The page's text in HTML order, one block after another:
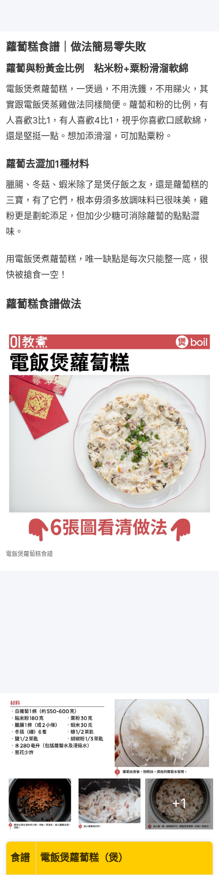
蘿蔔糕食譜｜做法簡易零失敗
蘿蔔與粉黃金比例 粘米粉+粟粉滑溜軟綿
電飯煲煮蘿蔔糕，一煲過，不用洗鑊，不用睇火，其
實跟電飯煲蒸雞做法同樣簡便。蘿蔔和粉的比例，有
人喜歡3比1，有人喜歡4比1，視乎你喜歡口感軟綿，
還是堅挺一點。想加添滑溜，可加點粟粉。
蘿蔔去澀加1種材料
臘腸、冬菇、蝦米除了是煲仔飯之友，還是蘿蔔糕的
三寶，有了它們，根本毋須多放調味料已很味美，雞
粉更是劃蛇添足，但加少少糖可消除蘿蔔的點點澀
味。
用電飯煲煮蘿蔔糕，唯一缺點是每次只能整一底，很
快被搶食一空！
蘿蔔糕食譜做法
電飯煲蘿蔔糕食譜
+1
食譜 電飯煲蘿蔔糕（煲）